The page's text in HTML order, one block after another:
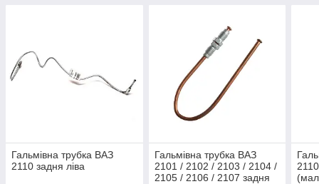
Гальмівна трубка ВАЗ
2110 задня ліва
Гальмівна трубка ВАЗ
2101 / 2102 / 2103 / 2104 /
2105 / 2106 / 2107 задня